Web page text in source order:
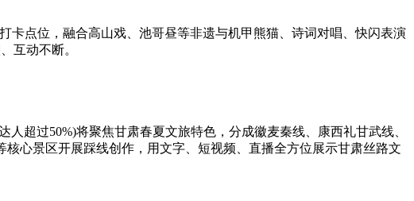
点位，融合高山戏、池哥昼等非遗与机甲熊猫、诗词对唱、快闪表演
互动不断。
超过50%)将聚焦甘肃春夏文旅特色，分成徽麦秦线、康西礼甘武线、
心景区开展踩线创作，用文字、短视频、直播全方位展示甘肃丝路文